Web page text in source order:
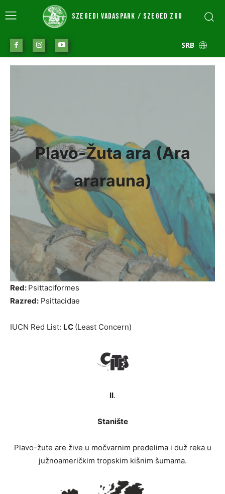
SZEGEDI VADASPARK / SZEGED ZOO
SRB
Plavo-Žuta ara (Ara
ararauna)
Red: Psittaciformes
Razred: Psittacidae
IUCN Red List: LC (Least Concern)
II.
Stanište
Plavo-žute are žive u močvarnim predelima i duž reka u
južnoameričkim tropskim kišnim šumama.